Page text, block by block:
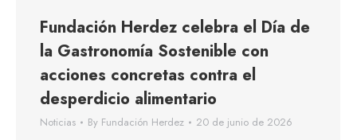
Fundación Herdez celebra el Día de
la Gastronomía Sostenible con
acciones concretas contra el
desperdicio alimentario
Noticias By Fundación Herdez 20 de junio de 2026